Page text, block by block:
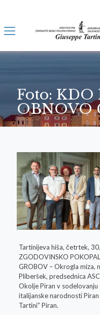
Foto:
OBNOVO
Tartinijeva hiša, četrtek,
ZGODOVINSKO
GROBOV – Okrogla miza,
Pliberšek, predsednica
Okolje Piran v
italijanske narodnosti
Tartini” Piran.